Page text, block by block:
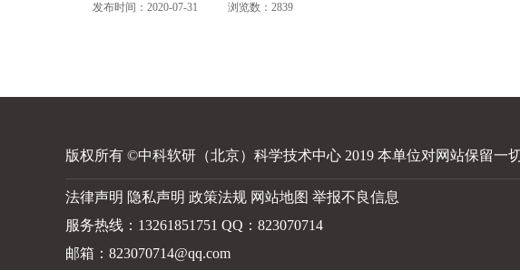
发布时间：2020-07-31 浏览数：2839
版权所有 ©中科软研（北京）科学技术中心 2019 本单位对网站保留一
法律声明 隐私声明 政策法规 网站地图 举报不良信息
服务热线：13261851751 QQ：823070714
邮箱：823070714@qq.com